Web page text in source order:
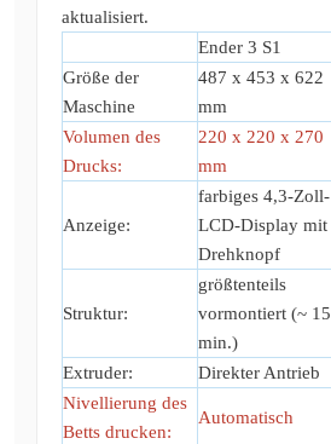
aktualisiert.
Ender 3 S1
Größe der
Maschine
487 x 453 x 622
mm
Volumen des
Drucks:
220 x 220 x 270
mm
Anzeige:
farbiges 4,3-Zoll-
LCD-Display mit
Drehknopf
Struktur:
größtenteils
vormontiert (~ 15
min.)
Extruder:
Direkter Antrieb
Nivellierung des
Betts drucken:
Automatisch